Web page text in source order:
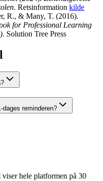
. Retsinformation kilde
R., & Many, T. (2016).
for Professional Learning
. Solution Tree Press
dages reminderen?
hele platformen på 30